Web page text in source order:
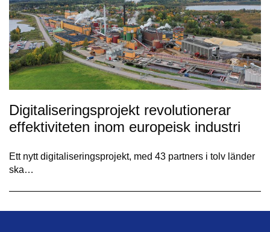
Digitaliseringsprojekt revolutionerar
effektiviteten inom europeisk industri
Ett nytt digitaliseringsprojekt, med 43 partners i tolv länder
ska…